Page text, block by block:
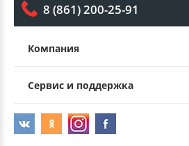
8 (861) 200-25-91
Компания
Сервис и поддержка